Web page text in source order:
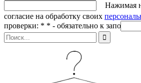
Нажимая
согласие на обработку своих
проверки: * * - обязательно к